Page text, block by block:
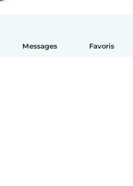
Messages Favoris